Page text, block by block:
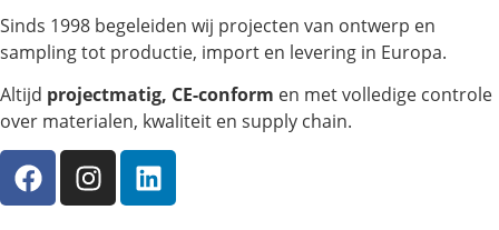
Sinds 1998 begeleiden wij projecten van ontwerp en
sampling tot productie, import en levering in Europa.
Altijd projectmatig, CE-conform en met volledige controle
over materialen, kwaliteit en supply chain.